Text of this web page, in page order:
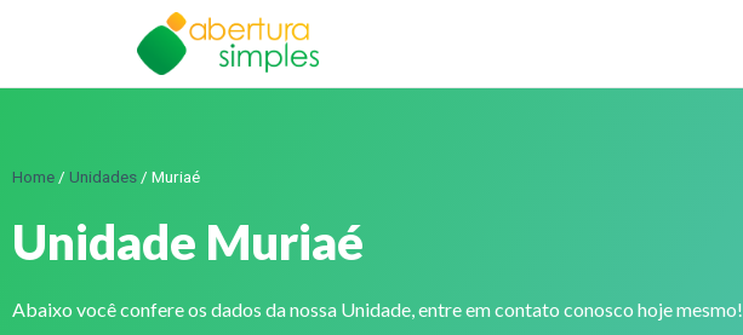
Home / Unidades / Muriaé
Unidade Muriaé
Abaixo você confere os dados da nossa Unidade, entre em contato conosco hoje mesmo!